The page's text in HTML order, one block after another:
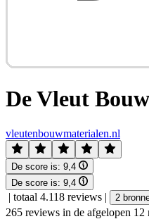
De Vleut
vleutenbouwmaterialen.nl
De score is: 9,4
De score is: 9,4
| totaal 4.118 reviews | 2
265 reviews in de afgelopen 12